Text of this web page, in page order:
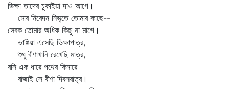
ভিক্ষা তাদের চুকাইয়া দাও আগে।
মোর নিবেদন নিভৃতে তোমার কাছে--
সেবক তোমার অধিক কিছু না মাগে।
ভাঙিয়া এসেছি ভিক্ষাপাত্র,
শুধু বীণাখানি রেখেছি মাত্র,
বসি এক ধারে পথের কিনারে
বাজাই সে বীণা দিবসরাত্র।